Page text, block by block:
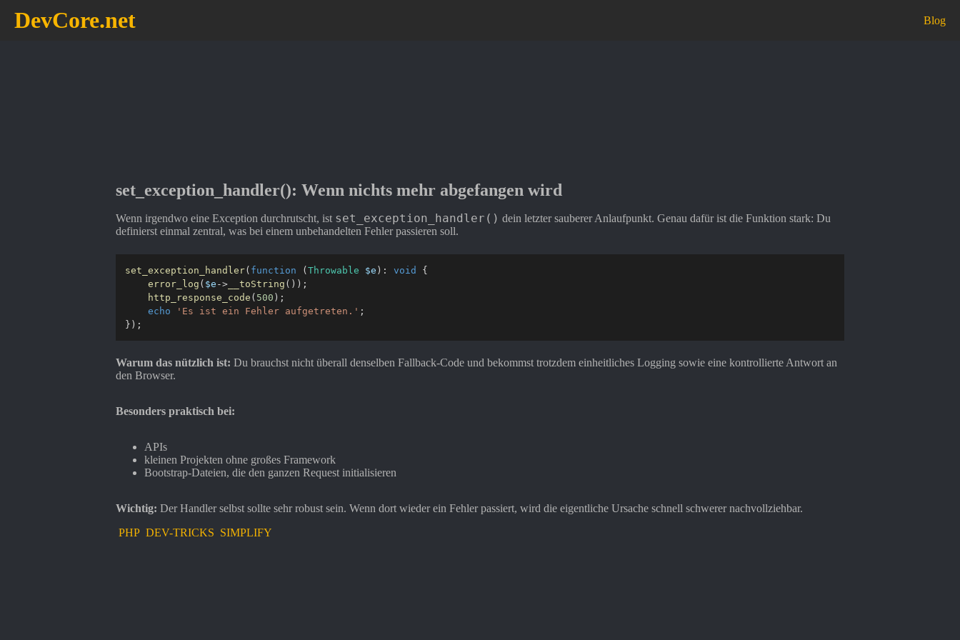
DevCore.net Blog
set_exception_handler(): Wenn nichts mehr abgefangen wird
Wenn irgendwo eine Exception durchrutscht, ist set_exception_handler() dein letzter sauberer Anlaufpunkt. Genau dafür ist die Funktion stark: Du
definierst einmal zentral, was bei einem unbehandelten Fehler passieren soll.
set_exception_handler( function (Throwable $e ) : void
{
error_log ( $e -> __toString ( ) ) ;
http_response_code ( 500 ) ;
echo
'Es ist ein Fehler aufgetreten.' ;
} ) ;
Warum das nützlich ist: Du brauchst nicht überall denselben Fallback-Code und bekommst trotzdem einheitliches Logging sowie eine kontrollierte Antwort an
den Browser.
Besonders praktisch bei:
APIs
kleinen Projekten ohne großes Framework
Bootstrap-Dateien, die den ganzen Request initialisieren
Wichtig: Der Handler selbst sollte sehr robust sein. Wenn dort wieder ein Fehler passiert, wird die eigentliche Ursache schnell schwerer nachvollziehbar.
PHP DEV-TRICKS SIMPLIFY